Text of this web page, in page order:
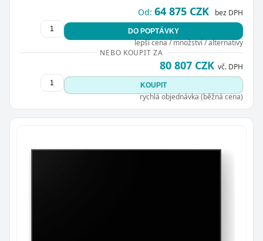
Od: 64 875 CZK bez DPH
DO POPTÁVKY
lepší cena / množství / alternativy
NEBO KOUPIT ZA
80 807 CZK vč. DPH
KOUPIT
rychlá objednávka (běžná cena)